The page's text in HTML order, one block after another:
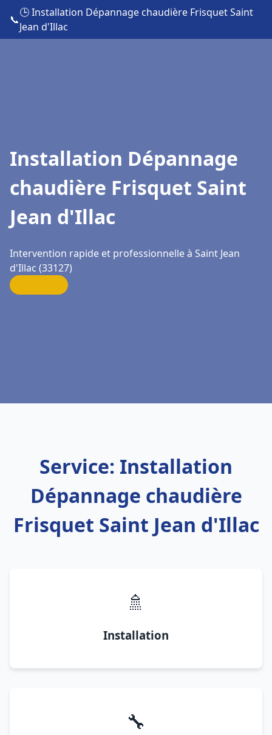
📞
🕒 Installation Dépannage chaudière Frisquet Saint
Jean d'Illac
Installation Dépannage
chaudière Frisquet Saint
Jean d'Illac
Intervention rapide et professionnelle à Saint Jean
d'Illac (33127)
Service: Installation
Dépannage chaudière
Frisquet Saint Jean d'Illac
🚿
Installation
🔧